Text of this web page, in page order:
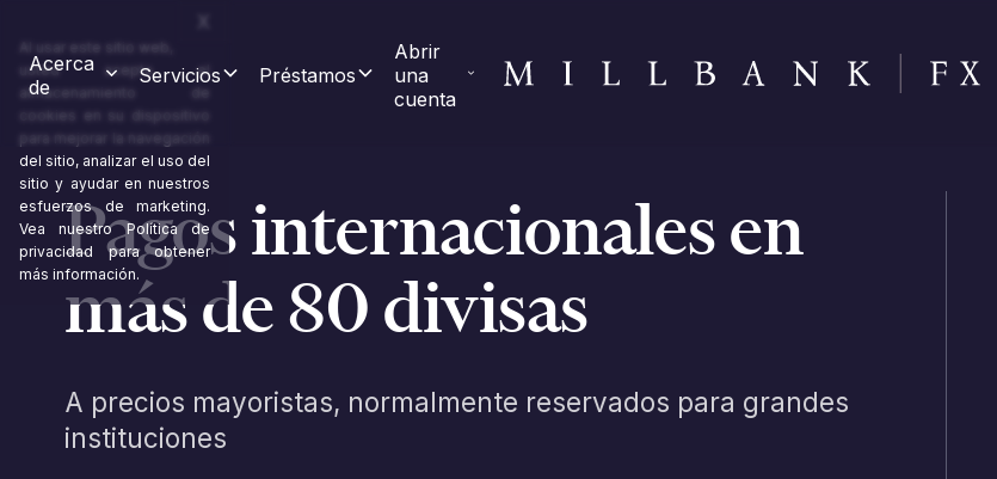
X
Al usar este sitio web,
usted acepta el
almacenamiento de
cookies en su dispositivo
para mejorar la navegación
del sitio, analizar el uso del
sitio y ayudar en nuestros
esfuerzos de marketing.
Vea nuestroPolítica de
privacidad para obtener
más información.
Acerca
de
Servicios Préstamos
Abrir
una
cuenta
Pagos internacionales en
más de 80 divisas
A precios mayoristas, normalmente reservados para grandes
instituciones